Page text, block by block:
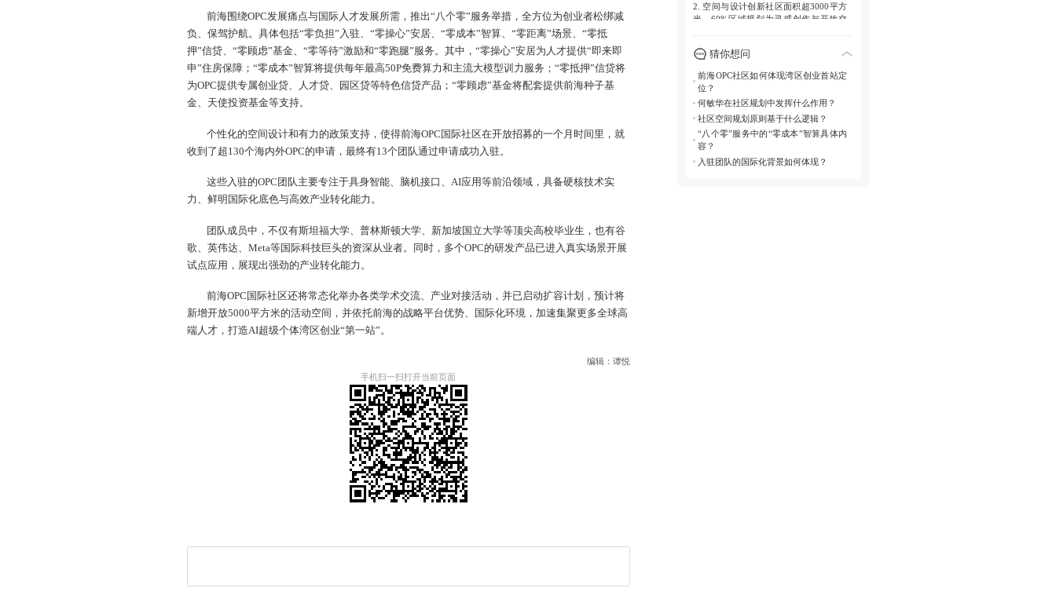
前海围绕OPC发展痛点与国际人才发展所需，推出“八个零”服务举措，全方位为创业者松绑减
负、保驾护航。具体包括“零负担”入驻、“零操心”安居、“零成本”智算、“零距离”场景、“零抵
押”信贷、“零顾虑”基金、“零等待”激励和“零跑腿”服务。其中，“零操心”安居为人才提供“即来即
申”住房保障；“零成本”智算将提供每年最高50P免费算力和主流大模型训力服务；“零抵押”信贷将
为OPC提供专属创业贷、人才贷、园区贷等特色信贷产品；“零顾虑”基金将配套提供前海种子基
金、天使投资基金等支持。
个性化的空间设计和有力的政策支持，使得前海OPC国际社区在开放招募的一个月时间里，就
收到了超130个海内外OPC的申请，最终有13个团队通过申请成功入驻。
这些入驻的OPC团队主要专注于具身智能、脑机接口、AI应用等前沿领域，具备硬核技术实
力、鲜明国际化底色与高效产业转化能力。
团队成员中，不仅有斯坦福大学、普林斯顿大学、新加坡国立大学等顶尖高校毕业生，也有谷
歌、英伟达、Meta等国际科技巨头的资深从业者。同时，多个OPC的研发产品已进入真实场景开展
试点应用，展现出强劲的产业转化能力。
前海OPC国际社区还将常态化举办各类学术交流、产业对接活动，并已启动扩容计划，预计将
新增开放5000平方米的活动空间，并依托前海的战略平台优势、国际化环境，加速集聚更多全球高
端人才，打造AI超级个体湾区创业“第一站”。
编辑：谭悦
手机扫一扫打开当前页面
2. 空间与设计创新社区面积超3000平方
米，60%区域规划为灵感创作与开放交
研，强调环境互动性。
3.政策支持机制
括“零负担”入驻（简化流程）、“零操
心”安居（即时住房保障）、“零成本”智
算（年最高50P免费算力）、“零抵押”信
贷（专属贷款）等，全方位降低创业负
担。
猜你想问
前海OPC社区如何体现湾区创业首站定
位？
何敏华在社区规划中发挥什么作用？
社区空间规划原则基于什么逻辑？
“八个零”服务中的“零成本”智算具体内
容？
入驻团队的国际化背景如何体现？